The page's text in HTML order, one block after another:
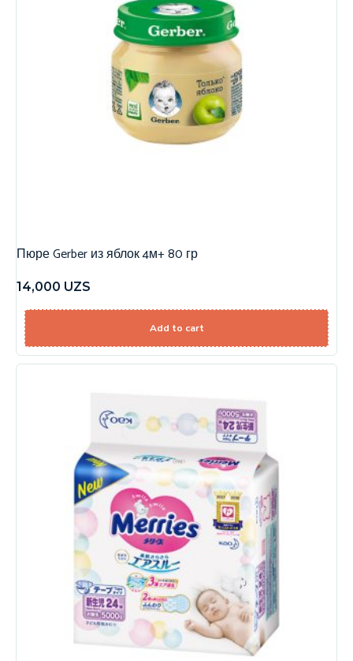
Пюре Gerber из яблок 4м+ 80 гр
14,000 UZS
Add to cart